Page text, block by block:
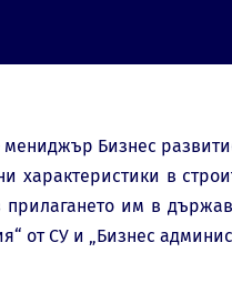
Бизнес
характеристики в
прилагането им в
от СУ и „Бизнес